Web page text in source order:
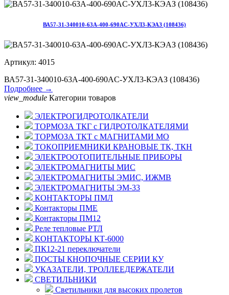
ВА57-31-340010-63А-400-690AC-УХЛ3-КЭАЗ (108436)
Артикул: 4015
ВА57-31-340010-63А-400-690AC-УХЛ3-КЭАЗ (108436)
Подробнее →
view_module Категории товаров
ЭЛЕКТРОГИДРОТОЛКАТЕЛИ
ТОРМОЗА ТКГ с ГИДРОТОЛКАТЕЛЯМИ
ТОРМОЗА ТКТ с МАГНИТАМИ МО
ТОКОПРИЕМНИКИ КРАНОВЫЕ ТК, ТКН
ЭЛЕКТРООТОПИТЕЛЬНЫЕ ПРИБОРЫ
ЭЛЕКТРОМАГНИТЫ МИС
ЭЛЕКТРОМАГНИТЫ ЭМИС, ИЖМВ
ЭЛЕКТРОМАГНИТЫ ЭМ-33
КОНТАКТОРЫ ПМЛ
Контакторы ПМЕ
Контакторы ПМ12
Реле тепловые РТЛ
КОНТАКТОРЫ КТ-6000
ПК12-21 переключатели
ПОСТЫ КНОПОЧНЫЕ СЕРИИ КУ
УКАЗАТЕЛИ, ТРОЛЛЕЕДЕРЖАТЕЛИ
СВЕТИЛЬНИКИ
Светильники для высоких пролетов